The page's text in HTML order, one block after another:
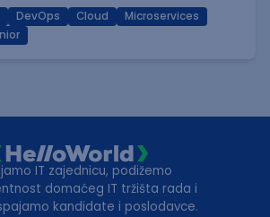
DevOps Cloud
Microservices
IT zajednicu, podižemo
domaćeg IT tržišta rada i
kandidate i poslodavce.